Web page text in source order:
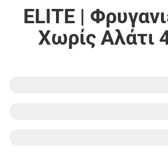
ELITE |
Χωρίς Αλάτι